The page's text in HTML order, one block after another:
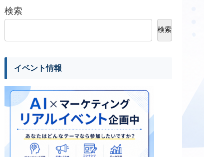
検索
検索
イベント情報